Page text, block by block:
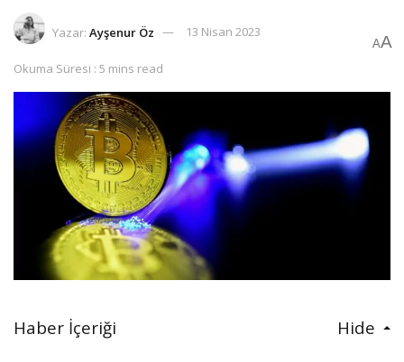
Yazar: Ayşenur Öz 13 Nisan 2023
Okuma Süresi : 5 mins read
AA
Haber İçeriği Hide